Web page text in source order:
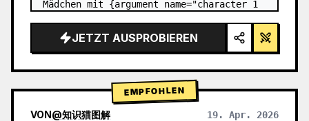
Mädchen mit {argument name="character 1
hohen Dutt mit roten Bände…
JETZT AUSPROBIEREN
EMPFOHLEN
VON@知识猫图解 19. Apr. 2026